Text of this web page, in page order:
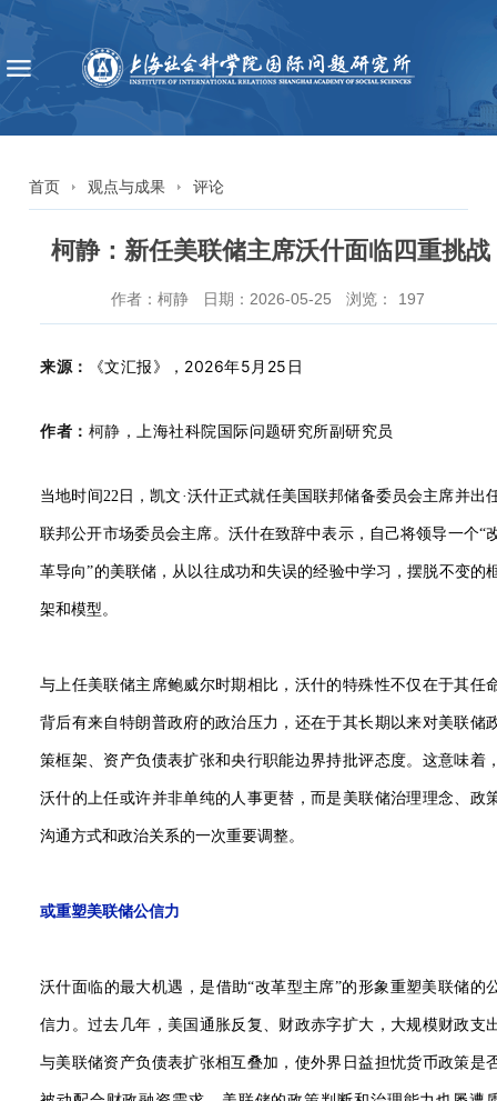
首页 观点与成果 评论
柯静：新任美联储主席沃什面临四重挑战
作者：柯静 日期：2026-05-25 浏览： 197
来源： 《文汇报》，2026年5月25日
作者： 柯静 ，上海社科院国际问题研究所副研究员
当地时间22日，凯文·沃什正式就任美国联邦储备委员会主席并出
联邦公开市场委员会主席。沃什在致辞中表示，自己将领导一个“
革导向”的美联储，从以往成功和失误的经验中学习，摆脱不变的
架和模型。
与上任美联储主席鲍威尔时期相比，沃什的特殊性不仅在于其任
背后有来自特朗普政府的政治压力，还在于其长期以来对美联储
策框架、资产负债表扩张和央行职能边界持批评态度。这意味着
沃什的上任或许并非单纯的人事更替，而是美联储治理理念、政
沟通方式和政治关系的一次重要调整。
或重塑美联储公信力
沃什面临的最大机遇，是借助“改革型主席”的形象重塑美联储的
信力。过去几年，美国通胀反复、财政赤字扩大，大规模财政支
与美联储资产负债表扩张相互叠加，使外界日益担忧货币政策是